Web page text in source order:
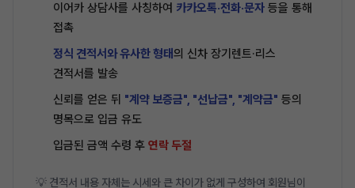
이어카 상담사를 사칭하여 카카오톡·전화·문자 등을 통해
접촉
정식 견적서와 유사한 형태의 신차 장기렌트·리스
견적서를 발송
신뢰를 얻은 뒤 "계약 보증금", "선납금", "계약금" 등의
명목으로 입금 유도
입금된 금액 수령 후 연락 두절
💡 견적서 내용 자체는 시세와 큰 차이가 없게 구성하여 회원님이